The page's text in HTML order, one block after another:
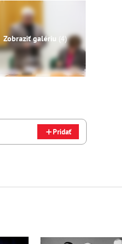
Zobraziť galériu (4)
Pridať